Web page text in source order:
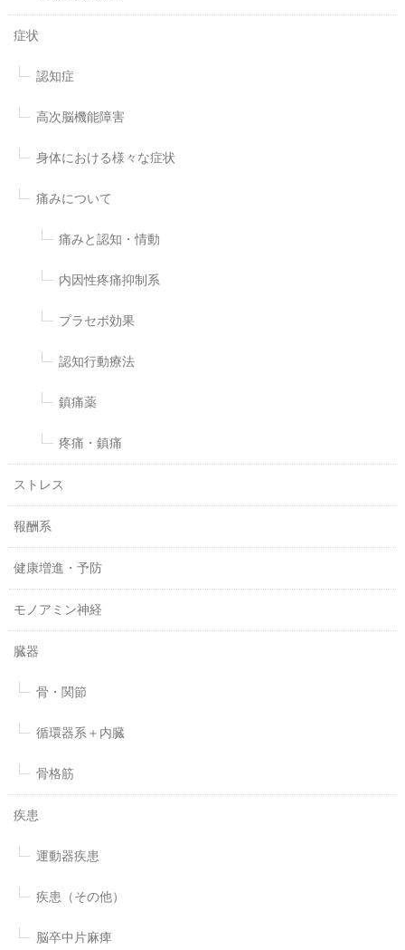
症状
認知症
高次脳機能障害
身体における様々な症状
痛みについて
痛みと認知・情動
内因性疼痛抑制系
プラセボ効果
認知行動療法
鎮痛薬
疼痛・鎮痛
ストレス
報酬系
健康増進・予防
モノアミン神経
臓器
骨・関節
循環器系＋内臓
骨格筋
疾患
運動器疾患
疾患（その他）
脳卒中片麻痺